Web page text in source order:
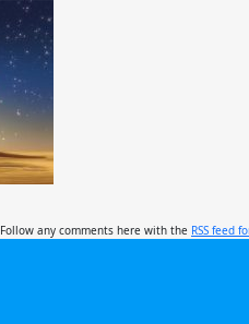
. Follow any comments here with the RSS feed